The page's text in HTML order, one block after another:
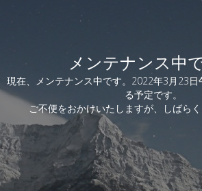
メンテナンス中で
現在、メンテナンス中です。2022年3月23
る予定です。
ご不便をおかけいたしますが、しばらく